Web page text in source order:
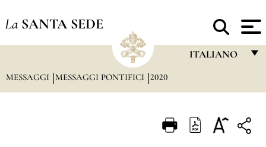
La SANTA SEDE
ITALIANO
ITALIANO
MESSAGGI MESSAGGI PONTIFICI 2020